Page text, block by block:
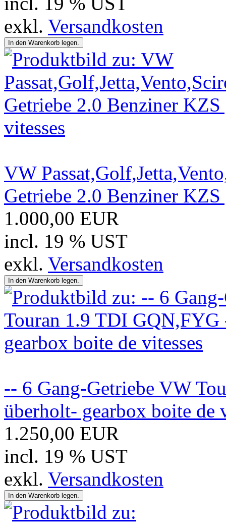
exkl. Versandkosten
VW
Getriebe 2.0 Benziner
1.000,00 EUR
incl. 19 % UST
exkl. Versandkosten
-- 6 Gang-Getriebe VW
überholt- gearbox boite de
1.250,00 EUR
incl. 19 % UST
exkl. Versandkosten